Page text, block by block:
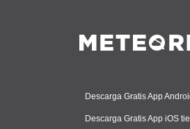
Descarga Gratis App
Descarga Gratis App iOS